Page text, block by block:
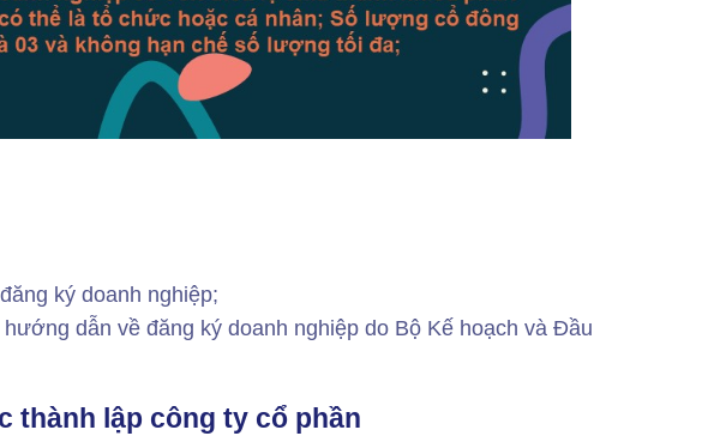
ký doanh nghiệp;
dẫn về đăng ký doanh nghiệp do Bộ Kế hoạch và Đầu
thành lập công ty cổ phần